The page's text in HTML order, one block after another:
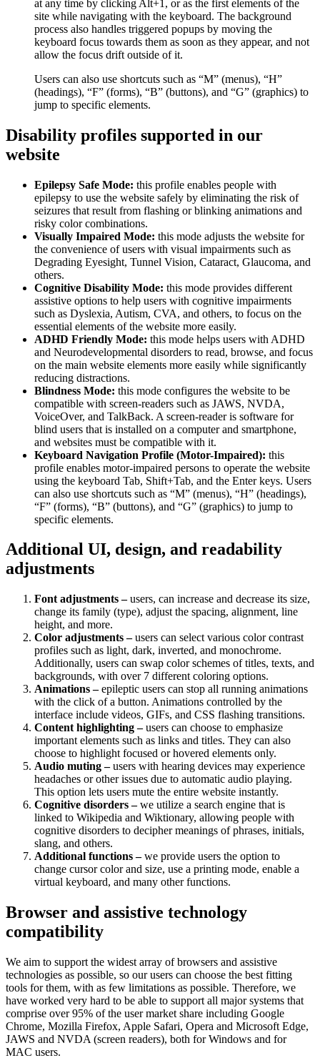
at any time by clicking Alt+1, or as the first elements of the
site while navigating with the keyboard. The background
process also handles triggered popups by moving the
keyboard focus towards them as soon as they appear, and not
allow the focus drift outside of it.
Users can also use shortcuts such as “M” (menus), “H”
(headings), “F” (forms), “B” (buttons), and “G” (graphics) to
jump to specific elements.
Disability profiles supported in our
website
Epilepsy Safe Mode: this profile enables people with
epilepsy to use the website safely by eliminating the risk of
seizures that result from flashing or blinking animations and
risky color combinations.
Visually Impaired Mode: this mode adjusts the website for
the convenience of users with visual impairments such as
Degrading Eyesight, Tunnel Vision, Cataract, Glaucoma, and
others.
Cognitive Disability Mode: this mode provides different
assistive options to help users with cognitive impairments
such as Dyslexia, Autism, CVA, and others, to focus on the
essential elements of the website more easily.
ADHD Friendly Mode: this mode helps users with ADHD
and Neurodevelopmental disorders to read, browse, and focus
on the main website elements more easily while significantly
reducing distractions.
Blindness Mode: this mode configures the website to be
compatible with screen-readers such as JAWS, NVDA,
VoiceOver, and TalkBack. A screen-reader is software for
blind users that is installed on a computer and smartphone,
and websites must be compatible with it.
Keyboard Navigation Profile (Motor-Impaired): this
profile enables motor-impaired persons to operate the website
using the keyboard Tab, Shift+Tab, and the Enter keys. Users
can also use shortcuts such as “M” (menus), “H” (headings),
“F” (forms), “B” (buttons), and “G” (graphics) to jump to
specific elements.
Additional UI, design, and readability
adjustments
Font adjustments –users, can increase and decrease its size,
change its family (type), adjust the spacing, alignment, line
height, and more.
Color adjustments –users can select various color contrast
profiles such as light, dark, inverted, and monochrome.
Additionally, users can swap color schemes of titles, texts, and
backgrounds, with over 7 different coloring options.
Animations –epileptic users can stop all running animations
with the click of a button. Animations controlled by the
interface include videos, GIFs, and CSS flashing transitions.
Content highlighting –users can choose to emphasize
important elements such as links and titles. They can also
choose to highlight focused or hovered elements only.
Audio muting –users with hearing devices may experience
headaches or other issues due to automatic audio playing.
This option lets users mute the entire website instantly.
Cognitive disorders –we utilize a search engine that is
linked to Wikipedia and Wiktionary, allowing people with
cognitive disorders to decipher meanings of phrases, initials,
slang, and others.
Additional functions –we provide users the option to
change cursor color and size, use a printing mode, enable a
virtual keyboard, and many other functions.
Browser and assistive technology
compatibility
We aim to support the widest array of browsers and assistive
technologies as possible, so our users can choose the best fitting
tools for them, with as few limitations as possible. Therefore, we
have worked very hard to be able to support all major systems that
comprise over 95% of the user market share including Google
Chrome, Mozilla Firefox, Apple Safari, Opera and Microsoft Edge,
JAWS and NVDA (screen readers), both for Windows and for
MAC users.